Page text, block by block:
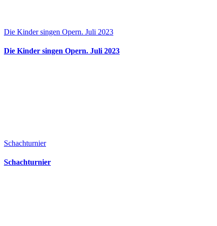
Die Kinder singen Opern. Juli 2023
Die Kinder singen Opern. Juli 2023
Schachturnier
Schachturnier